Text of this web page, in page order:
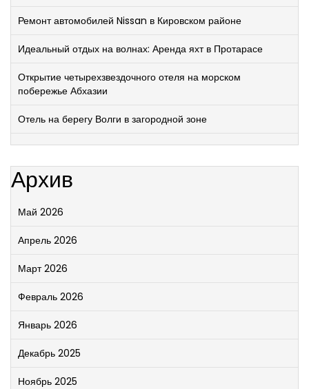
Ремонт автомобилей Nissan в Кировском районе
Идеальный отдых на волнах: Аренда яхт в Протарасе
Открытие четырехзвездочного отеля на морском
побережье Абхазии
Отель на берегу Волги в загородной зоне
Архив
Май 2026
Апрель 2026
Март 2026
Февраль 2026
Январь 2026
Декабрь 2025
Ноябрь 2025